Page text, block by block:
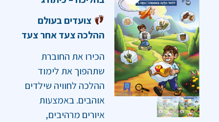
צועדים בעולם
ההלכה צעד אחר צעד
הכירו את החוברת
שתהפוך את לימוד
ההלכה לחוויה שילדים
אוהבים. באמצעות
איורים מרהיבים,